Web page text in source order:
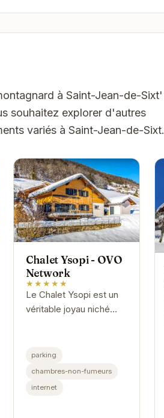
à Saint-Jean-de-Sixt'
souhaitez explorer d'autres
variés à Saint-Jean-de-Sixt.
Chalet Ysopi - OVO
Network
★★★★★
Le Chalet Ysopi est un
véritable joyau niché
confort exceptionnel et
une vue imprenable sur
parking
chambres-non-fumeurs
internet